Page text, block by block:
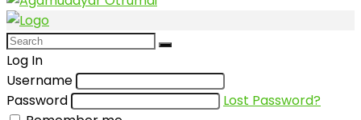
Log In
Username
Password
Lost Password?